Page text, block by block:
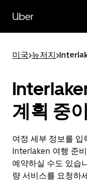
Uber
미국>뉴저지>
계획 중
여정 세부 정보를 입
Interlaken 여행 준
예약하실 수도 있습
량 서비스를 요청하